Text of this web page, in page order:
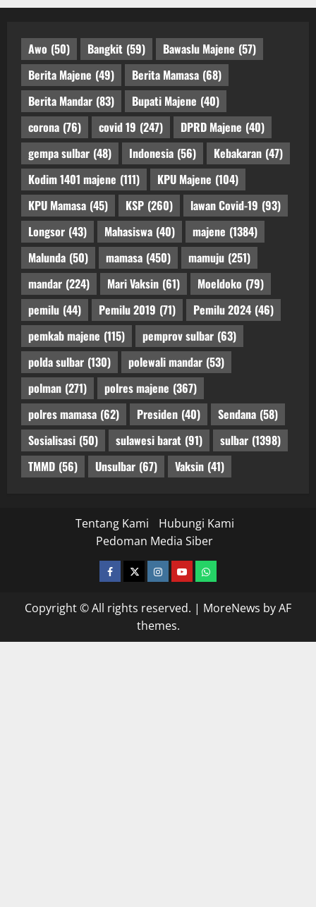
Awo (50) Bangkit (59) Bawaslu Majene (57)
Berita Majene (49) Berita Mamasa (68)
Berita Mandar (83) Bupati Majene (40)
corona (76) covid 19 (247) DPRD Majene (40)
gempa sulbar (48) Indonesia (56) Kebakaran (47)
Kodim 1401 majene (111) KPU Majene (104)
KPU Mamasa (45) KSP (260) lawan Covid-19 (93)
Longsor (43) Mahasiswa (40) majene (1384)
Malunda (50) mamasa (450) mamuju (251)
mandar (224) Mari Vaksin (61) Moeldoko (79)
pemilu (44) Pemilu 2019 (71) Pemilu 2024 (46)
pemkab majene (115) pemprov sulbar (63)
polda sulbar (130) polewali mandar (53)
polman (271) polres majene (367)
polres mamasa (62) Presiden (40) Sendana (58)
Sosialisasi (50) sulawesi barat (91) sulbar (1398)
TMMD (56) Unsulbar (67) Vaksin (41)
Tentang Kami
Hubungi Kami
Pedoman Media Siber
facebooktwitterinstagram.com
youtubewhatsapp
Copyright © All rights reserved. | MoreNews by AF
themes.